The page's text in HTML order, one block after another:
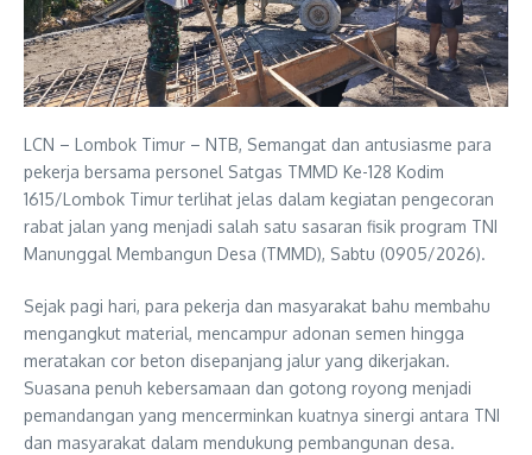
LCN – Lombok Timur – NTB, Semangat dan antusiasme para
pekerja bersama personel Satgas TMMD Ke-128 Kodim
1615/Lombok Timur terlihat jelas dalam kegiatan pengecoran
rabat jalan yang menjadi salah satu sasaran fisik program TNI
Manunggal Membangun Desa (TMMD), Sabtu (0905/2026).
Sejak pagi hari, para pekerja dan masyarakat bahu membahu
mengangkut material, mencampur adonan semen hingga
meratakan cor beton disepanjang jalur yang dikerjakan.
Suasana penuh kebersamaan dan gotong royong menjadi
pemandangan yang mencerminkan kuatnya sinergi antara TNI
dan masyarakat dalam mendukung pembangunan desa.